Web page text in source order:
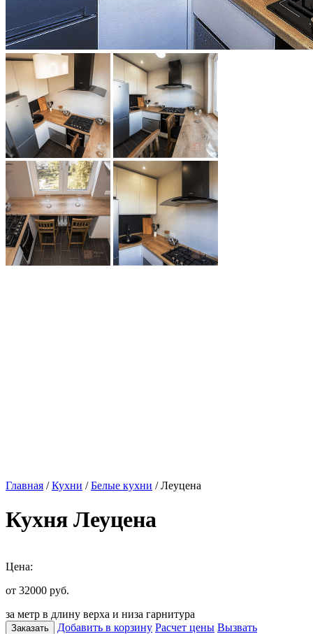
Главная /Кухни /Белые кухни / Леуцена
Кухня Леуцена
Цена:
от 32000 руб.
за метр в длину верха и низа гарнитура
Заказать Добавить в корзину Расчет цены Вызвать